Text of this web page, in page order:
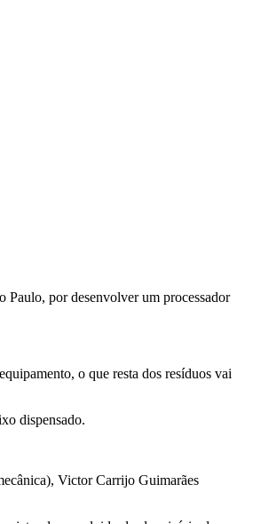
Paulo, pordesenvolver um processador
o que resta dos resíduos vai
dispensado.
Victor Carrijo Guimarães